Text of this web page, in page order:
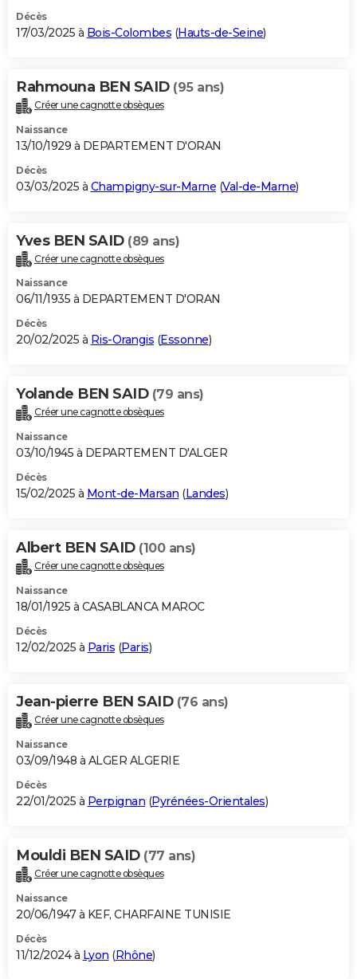
Décès
17/03/2025 à Bois-Colombes (Hauts-de-Seine)
Rahmouna BEN SAID (95 ans)
Créer une cagnotte obsèques
Naissance
13/10/1929 à DEPARTEMENT D'ORAN
Décès
03/03/2025 à Champigny-sur-Marne (Val-de-Marne)
Yves BEN SAID (89 ans)
Créer une cagnotte obsèques
Naissance
06/11/1935 à DEPARTEMENT D'ORAN
Décès
20/02/2025 à Ris-Orangis (Essonne)
Yolande BEN SAID (79 ans)
Créer une cagnotte obsèques
Naissance
03/10/1945 à DEPARTEMENT D'ALGER
Décès
15/02/2025 à Mont-de-Marsan (Landes)
Albert BEN SAID (100 ans)
Créer une cagnotte obsèques
Naissance
18/01/1925 à CASABLANCA MAROC
Décès
12/02/2025 à Paris (Paris)
Jean-pierre BEN SAID (76 ans)
Créer une cagnotte obsèques
Naissance
03/09/1948 à ALGER ALGERIE
Décès
22/01/2025 à Perpignan (Pyrénées-Orientales)
Mouldi BEN SAID (77 ans)
Créer une cagnotte obsèques
Naissance
20/06/1947 à KEF, CHARFAINE TUNISIE
Décès
11/12/2024 à Lyon (Rhône)